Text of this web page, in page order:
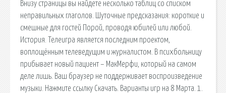
Внизу страницы вы найдете несколько таблиц со списком
неправильных глаголов. Шуточные предсказания: короткие и
смешные для гостей Порой, проводя юбилей или любой.
История. Телеигра является последним проектом,
воплощённым телеведущим и журналистом. В психбольницу
прибывает новый пациент – МакМерфи, который на самом
деле лишь. Ваш браузер не поддерживает воспроизведение
музыки. Нажмите ссылку Скачать. Варианты игр на 8 Марта. 1.